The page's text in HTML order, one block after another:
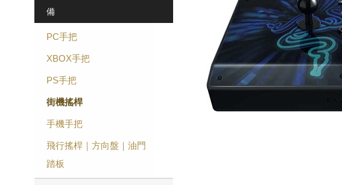
備
PC手把
XBOX手把
PS手把
街機搖桿
手機手把
飛行搖桿｜方向盤｜油門
踏板